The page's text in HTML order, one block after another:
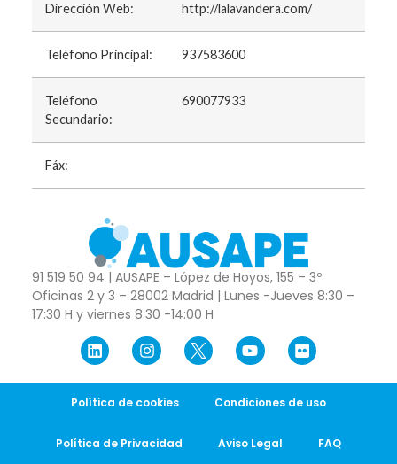
Dirección Web: http://lalavandera.com/
Teléfono Principal: 937583600
Teléfono
Secundario:
690077933
Fáx:
91 519 50 94 | AUSAPE – López de Hoyos, 155 – 3º
Oficinas 2 y 3 – 28002 Madrid | Lunes -Jueves 8:30 –
17:30 H y viernes 8:30 -14:00 H
Política de cookies Condiciones de uso
Política de Privacidad Aviso Legal FAQ